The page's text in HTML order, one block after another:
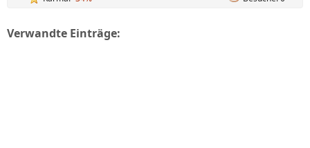
Verwandte Einträge: